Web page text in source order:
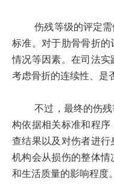
伤残等级的评定需
标准。对于肋骨骨折
情况等因素。在司法
考虑骨折的连续性、是
不过，最终的伤残
构依据相关标准和程
查结果以及对伤者进
机构会从损伤的整体
和生活质量的影响程度。